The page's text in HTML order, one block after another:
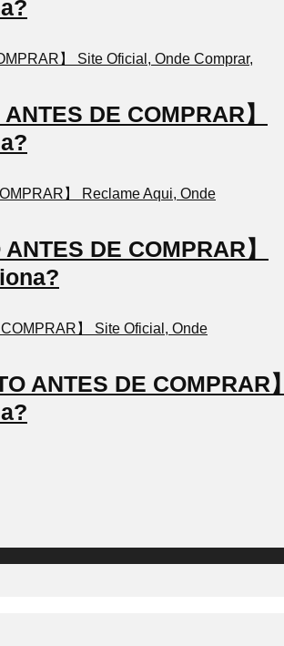
DE COMPRAR】
DE COMPRAR】
ANTES DE COMPRAR】